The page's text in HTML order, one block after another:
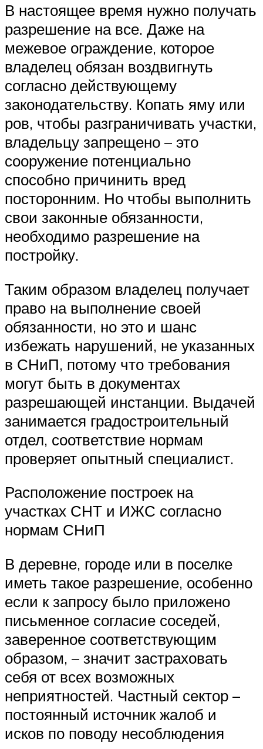
В настоящее время нужно получать
разрешение на все. Даже на
межевое ограждение, которое
владелец обязан воздвигнуть
согласно действующему
законодательству. Копать яму или
ров, чтобы разграничивать участки,
владельцу запрещено – это
сооружение потенциально
способно причинить вред
посторонним. Но чтобы выполнить
свои законные обязанности,
необходимо разрешение на
постройку.
Таким образом владелец получает
право на выполнение своей
обязанности, но это и шанс
избежать нарушений, не указанных
в СНиП, потому что требования
могут быть в документах
разрешающей инстанции. Выдачей
занимается градостроительный
отдел, соответствие нормам
проверяет опытный специалист.
Расположение построек на
участках СНТ и ИЖС согласно
нормам СНиП
В деревне, городе или в поселке
иметь такое разрешение, особенно
если к запросу было приложено
письменное согласие соседей,
заверенное соответствующим
образом, – значит застраховать
себя от всех возможных
неприятностей. Частный сектор –
постоянный источник жалоб и
исков по поводу несоблюдения